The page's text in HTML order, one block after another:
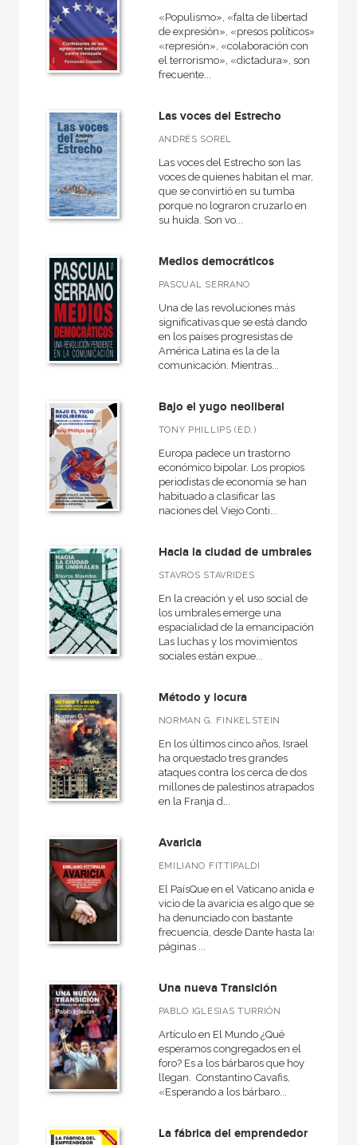
«Populismo», «falta de libertad
de expresión», «presos políticos»,
«represión», «colaboración con
el terrorismo», «dictadura», son
frecuente...
Las voces del Estrecho
ANDRÉS SOREL
Las voces del Estrecho son las
voces de quienes habitan el mar,
que se convirtió en su tumba
porque no lograron cruzarlo en
su huida. Son vo...
Medios democráticos
PASCUAL SERRANO
Una de las revoluciones más
significativas que se está dando
en los países progresistas de
América Latina es la de la
comunicación. Mientras...
Bajo el yugo neoliberal
TONY PHILLIPS (ED.)
Europa padece un trastorno
económico bipolar. Los propios
periodistas de economía se han
habituado a clasificar las
naciones del Viejo Conti...
Hacia la ciudad de umbrales
STAVROS STAVRIDES
En la creación y el uso social de
los umbrales emerge una
espacialidad de la emancipación.
Las luchas y los movimientos
sociales están expue...
Método y locura
NORMAN G. FINKELSTEIN
En los últimos cinco años, Israel
ha orquestado tres grandes
ataques contra los cerca de dos
millones de palestinos atrapados
en la Franja d...
Avaricia
EMILIANO FITTIPALDI
El PaísQue en el Vaticano anida el
vicio de la avaricia es algo que se
ha denunciado con bastante
frecuencia, desde Dante hasta las
páginas ...
Una nueva Transición
PABLO IGLESIAS TURRIÓN
Artículo en El Mundo ¿Qué
esperamos congregados en el
foro? Es a los bárbaros que hoy
llegan. Constantino Cavafis,
«Esperando a los bárbaro...
La fábrica del emprendedor